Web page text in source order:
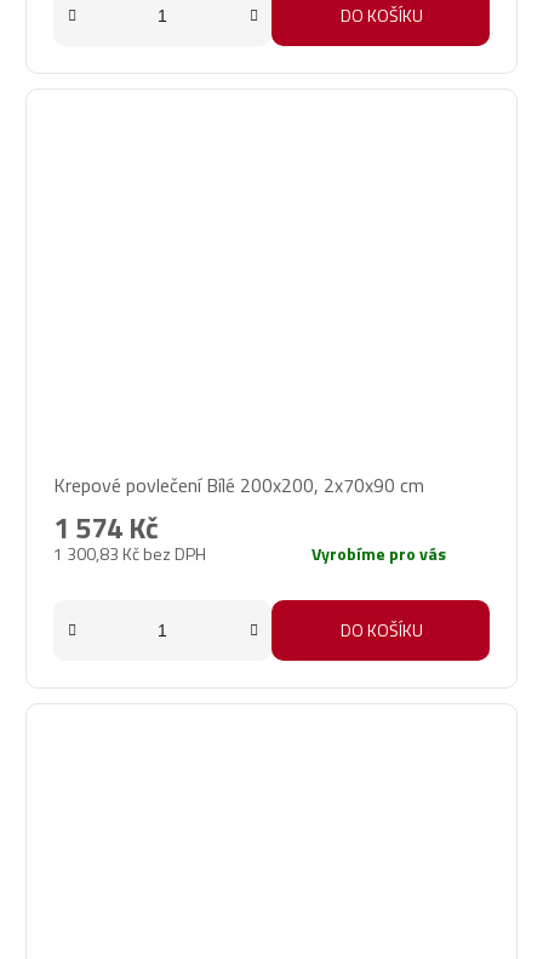
DO KOŠÍKU
Krepové povlečení Bílé 200x200, 2x70x90 cm
1 300,83 Kč bez DPH
1 574 Kč
Vyrobíme pro vás
DO KOŠÍKU